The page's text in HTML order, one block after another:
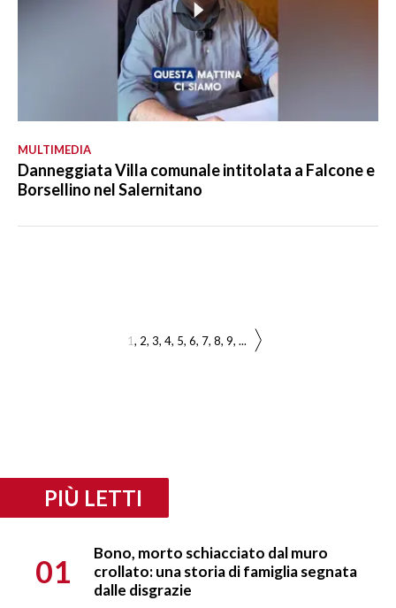
MULTIMEDIA
Danneggiata Villa comunale intitolata a Falcone e
Borsellino nel Salernitano
1 2 3 4 5 6 7 8 9 ...
PIÙ LETTI
01
Bono, morto schiacciato dal muro
crollato: una storia di famiglia segnata
dalle disgrazie